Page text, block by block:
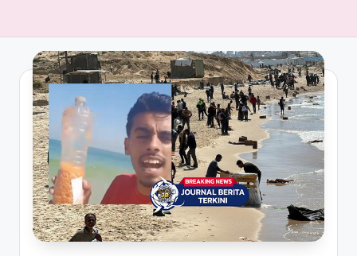
e
ri
t
a
T
e
r
k